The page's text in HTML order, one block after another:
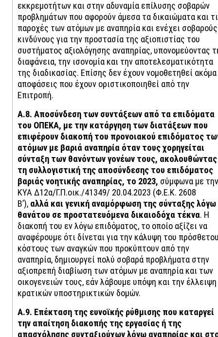
εκκρεμοτήτων και στην αδυναμία επίλυσης σοβαρών
προβλημάτων που αφορούν άμεσα τα δικαιώματα και
παροχές των ατόμων με αναπηρία και ενέχει σοβαρούς
κινδύνους για την προστασία της αξιοπιστίας του
συστήματος αξιολόγησης αναπηρίας, υπονομεύοντας
διαφάνεια, την ισονομία και την αποτελεσματικότητα
της διαδικασίας. Επίσης δεν έχουν νομοθετηθεί ακόμα
αποφάσεις που έχουν οριστικοποιηθεί από την
Επιτροπή.
Α.8. Αποσύνδεση των συντάξεων από τα επιδόματα
του ΟΠΕΚΑ, με την κατάργηση των διατάξεων που
επιφέρουν διακοπή του προνοιακού επιδόματος
ατόμων με βαριά αναπηρία όταν τους χορηγείται
σύνταξη των θανόντων γονέων τους, ακολουθώντας
τη συλλογιστική της αποσύνδεσης του επιδόματος
βαριάς νοητικής αναπηρίας, το 2023, σύμφωνα με την
KYA Δ12α/Γ.Π.οικ./41349/ 20.04.2023 (Φ.Ε.Κ. 2608
Β’), αλλά και γενική αναμόρφωση της σύνταξης λόγω
θανάτου σε προστατευόμενα δικαιοδόχα τέκνα. Η
διακοπή του εν λόγω επιδόματος, το οποίο αξίζει να
αναφέρουμε ότι δίνεται για την κάλυψη του
κόστους των αναγκών που προκύπτουν από την
αναπηρία, δημιουργεί πολύ σοβαρά προβλήματα στην
αξιοπρεπή διαβίωση των ατόμων με αναπηρία και των
οικογενειών τους, εάν λάβουμε υπόψη και την έλλειψη
κρατικών υποστηρικτικών δομών.
Α.9. Επέκταση της ευνοϊκής ρύθμισης που καταργεί
την απαίτηση διακοπής της εργασίας ή της
απασχόλησης συνταξιούχων λόγω αναπηρίας και